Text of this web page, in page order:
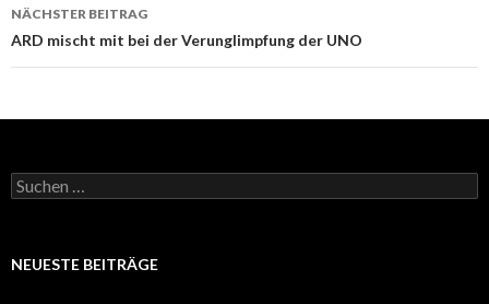
NÄCHSTER BEITRAG
ARD mischt mit bei der Verunglimpfung der UNO
Suchen
nach:
NEUESTE BEITRÄGE